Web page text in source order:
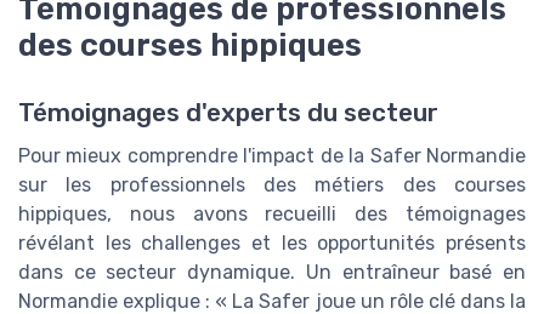
Témoignages de professionnels
des courses hippiques
Témoignages d'experts du secteur
Pour mieux comprendre l'impact de la Safer Normandie
sur les professionnels des métiers des courses
hippiques, nous avons recueilli des témoignages
révélant les challenges et les opportunités présents
dans ce secteur dynamique. Un entraîneur basé en
Normandie explique : « La Safer joue un rôle clé dans la